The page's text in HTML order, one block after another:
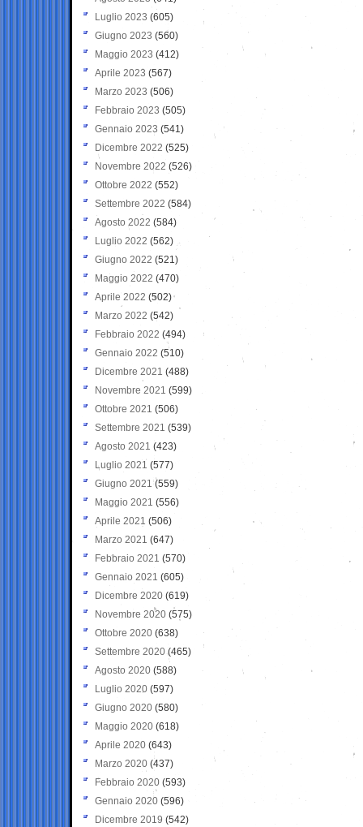
Luglio 2023 (605)
Giugno 2023 (560)
Maggio 2023 (412)
Aprile 2023 (567)
Marzo 2023 (506)
Febbraio 2023 (505)
Gennaio 2023 (541)
Dicembre 2022 (525)
Novembre 2022 (526)
Ottobre 2022 (552)
Settembre 2022 (584)
Agosto 2022 (584)
Luglio 2022 (562)
Giugno 2022 (521)
Maggio 2022 (470)
Aprile 2022 (502)
Marzo 2022 (542)
Febbraio 2022 (494)
Gennaio 2022 (510)
Dicembre 2021 (488)
Novembre 2021 (599)
Ottobre 2021 (506)
Settembre 2021 (539)
Agosto 2021 (423)
Luglio 2021 (577)
Giugno 2021(559)
Maggio 2021 (556)
Aprile 2021 (506)
Marzo 2021 (647)
Febbraio 2021 (570)
Gennaio 2021 (605)
Dicembre 2020 (619)
Novembre 2020 (575)
Ottobre 2020 (638)
Settembre 2020(465)
Agosto 2020 (588)
Luglio 2020 (597)
Giugno 2020 (580)
Maggio 2020 (618)
Aprile 2020 (643)
Marzo 2020 (437)
Febbraio 2020 (593)
Gennaio 2020 (596)
Dicembre 2019 (542)